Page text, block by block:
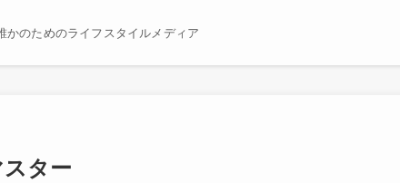
かのためのライフスタイルメディア
ター